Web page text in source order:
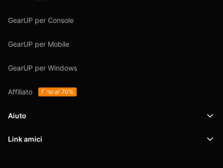
GearUP per Console
GearUP per Mobile
GearUP per Windows
Affiliato Fino al 70%
Aiuto
Supporto
Link amici